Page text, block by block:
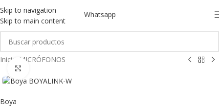
Skip to navigation
Skip to main content
Whatsapp
Inicio MICRÓFONOS
Boya